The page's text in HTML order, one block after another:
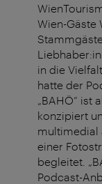
Wien-Gäste
in die
hatte der
„BAHÖ“ ist
konzipiert
multimedial
einer
begleitet.
Podcast-